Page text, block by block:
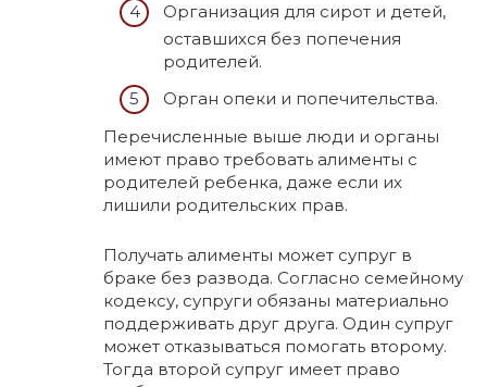
Организация для сирот и детей,
оставшихся без попечения
родителей.
Орган опеки и попечительства.
Перечисленные выше люди и органы
имеют право требовать алименты с
родителей ребенка, даже если их
лишили родительских прав.
Получать алименты может супруг в
браке без развода. Согласно семейному
кодексу, супруги обязаны материально
поддерживать друг друга. Один супруг
может отказываться помогать второму.
Тогда второй супруг имеет право